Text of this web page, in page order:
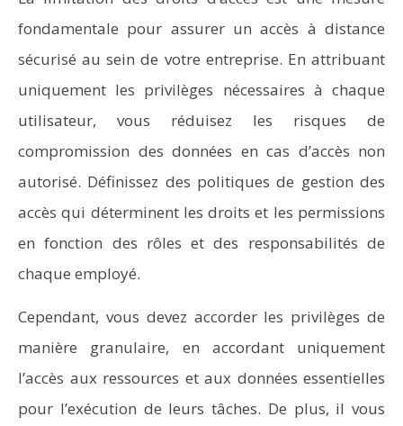
fondamentale pour assurer un accès à distance
sécurisé au sein de votre entreprise. En attribuant
uniquement les privilèges nécessaires à chaque
utilisateur, vous réduisez les risques de
compromission des données en cas d’accès non
autorisé. Définissez des politiques de gestion des
accès qui déterminent les droits et les permissions
en fonction des rôles et des responsabilités de
chaque employé.
Cependant, vous devez accorder les privilèges de
manière granulaire, en accordant uniquement
l’accès aux ressources et aux données essentielles
pour l’exécution de leurs tâches. De plus, il vous